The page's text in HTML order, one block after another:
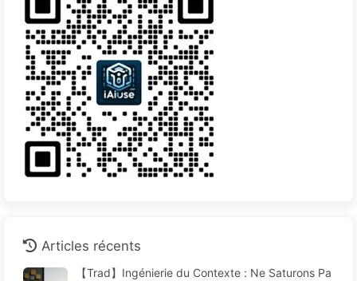
Articles récents
【Trad】Ingénierie du Contexte : Ne Saturons Pa